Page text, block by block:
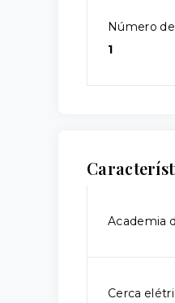
Número
1
Academia
Cerca